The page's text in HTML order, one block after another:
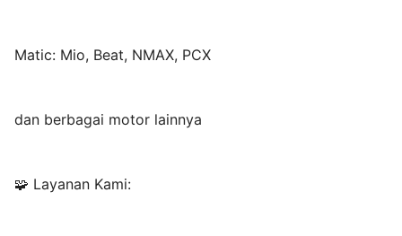
Matic: Mio, Beat, NMAX, PCX
dan berbagai motor lainnya
🧩 Layanan Kami: